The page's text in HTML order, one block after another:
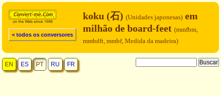
< todos os conversores
koku (石) (Unidades japonesas) em
milhão de board-feet (mmfbm,
mmbdft, mmbf, Medida da madeira)
EN ES PT RU FR